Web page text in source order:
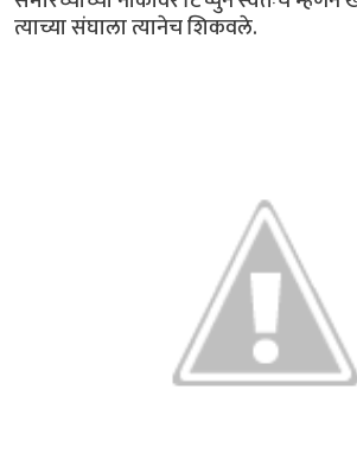
त्याच्या संघाला त्यानेच शिकवले.